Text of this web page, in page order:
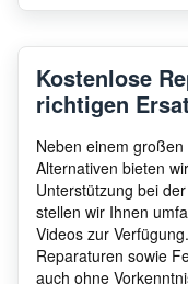
Kostenlose
richtigen
Neben einem
Alternativen bieten
Unterstützung bei
stellen wir Ihnen
Videos zur
Reparaturen sowie
auch ohne